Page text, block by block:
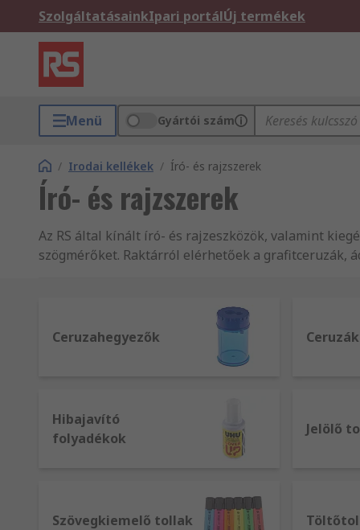
SzolgáltatásainkIpari portálÚj termékek
Menü Gyártói szám
/ Irodai kellékek / Író- és rajzszerek
Író- és rajzszerek
Az RS által kínált író- és rajzeszközök, valamint
szögmérőket. Raktárról elérhetőek a grafitceruzák,
Ceruzahegyezők Ceruzák
Hibajavító
folyadékok
Jelölő
Szövegkiemelő tollak